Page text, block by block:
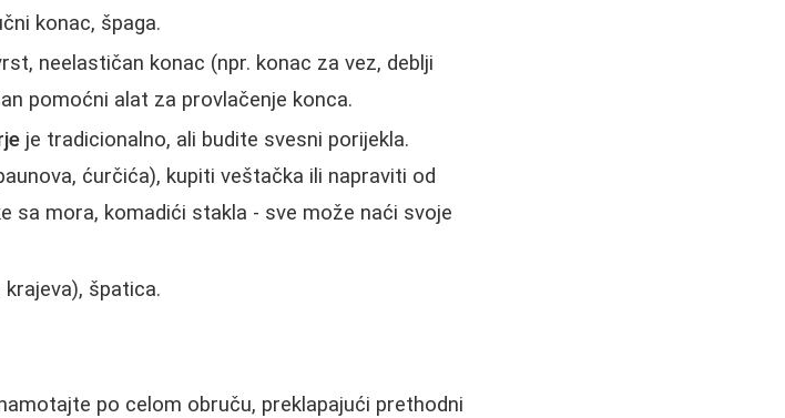
konac, špagа.
neelastičan konac (npr. konac za vez, deblji
pomoćni alat za provlačenje konca.
je tradicionalno, ali budite svesni porijekla.
ćurčića), kupiti veštačka ili napraviti od
sa mora, komadići stakla - sve može naći svoje
špаtica.
po celom obruču, preklapajući prethodni